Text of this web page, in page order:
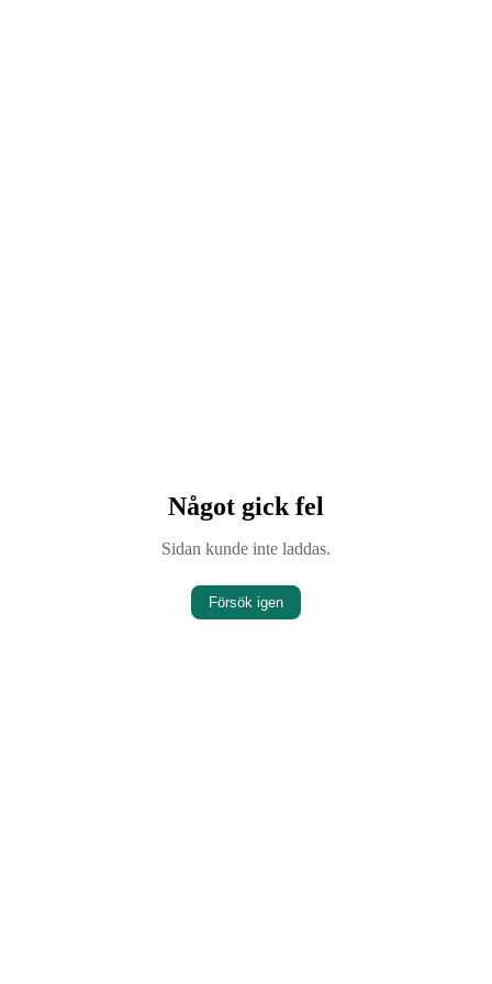
Något gick fel
Sidan kunde inte laddas.
Försök igen